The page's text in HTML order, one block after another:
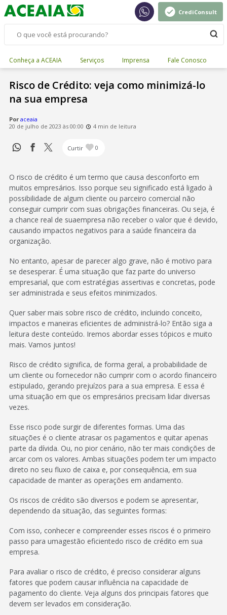
CrediConsult
Conheça a ACEAIA Serviços Imprensa Fale Conosco
Risco de Crédito: veja como minimizá-lo
na sua empresa
Por aceaia
20 de julho de 2023 às 00:00
4 min de leitura
Curtir 0
O risco de crédito é um termo que causa desconforto em
muitos empresários. Isso porque seu significado está ligado à
possibilidade de algum cliente ou parceiro comercial não
conseguir cumprir com suas obrigações financeiras. Ou seja, é
a chance real de suaempresa não receber o valor que é devido,
causando impactos negativos para a saúde financeira da
organização.
No entanto, apesar de parecer algo grave, não é motivo para
se desesperar. É uma situação que faz parte do universo
empresarial, que com estratégias assertivas e concretas, pode
ser administrada e seus efeitos minimizados.
Quer saber mais sobre risco de crédito, incluindo conceito,
impactos e maneiras eficientes de administrá-lo? Então siga a
leitura deste conteúdo. Iremos abordar esses tópicos e muito
mais. Vamos juntos!
Risco de crédito significa, de forma geral, a probabilidade de
um cliente ou fornecedor não cumprir com o acordo financeiro
estipulado, gerando prejuízos para a sua empresa. E essa é
uma situação em que os empresários precisam lidar diversas
vezes.
Esse risco pode surgir de diferentes formas. Uma das
situações é o cliente atrasar os pagamentos e quitar apenas
parte da dívida. Ou, no pior cenário, não ter mais condições de
arcar com os valores. Ambas situações podem ter um impacto
direto no seu fluxo de caixa e, por consequência, em sua
capacidade de manter as operações em andamento.
Os riscos de crédito são diversos e podem se apresentar,
dependendo da situação, das seguintes formas:
Com isso, conhecer e compreender esses riscos é o primeiro
passo para umagestão eficientedo risco de crédito em sua
empresa.
Para avaliar o risco de crédito, é preciso considerar alguns
fatores que podem causar influência na capacidade de
pagamento do cliente. Veja alguns dos principais fatores que
devem ser levados em consideração.